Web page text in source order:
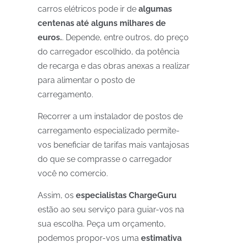
carros elétricos pode ir de algumas
centenas até alguns milhares de
euros.. Depende, entre outros, do preço
do carregador escolhido, da potência
de recarga e das obras anexas a realizar
para alimentar o posto de
carregamento.
Recorrer a um instalador de postos de
carregamento especializado permite-
vos beneficiar de tarifas mais vantajosas
do que se comprasse o carregador
você no comercio.
Assim, os especialistas ChargeGuru
estão ao seu serviço para guiar-vos na
sua escolha. Peça um orçamento,
podemos propor-vos uma estimativa